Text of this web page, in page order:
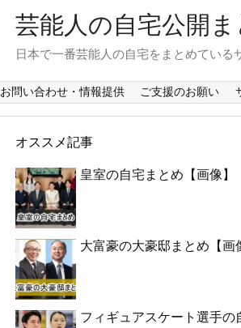
芸能人の自宅公開
日本で一番芸能人の自宅をまとめている
お問い合わせ・情報提供 ご支援のお願い
オススメ記事
皇室の自宅まとめ【画像】
大富豪の大豪邸まとめ【画
フィギュアスケート選手の